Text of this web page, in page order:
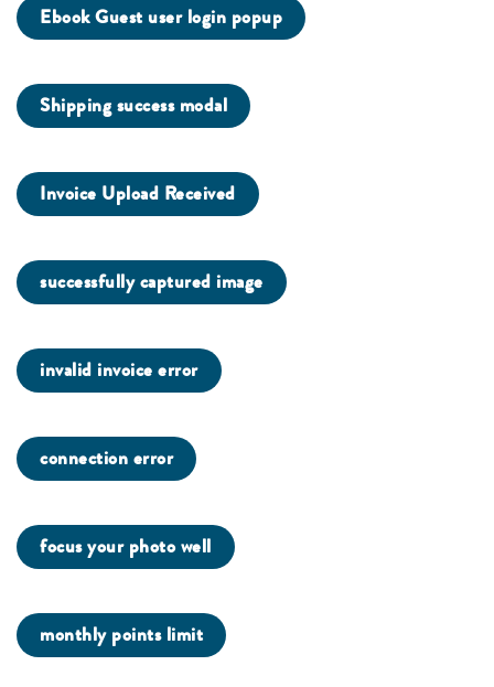
Ebook Guest user login popup
Shipping success modal
Invoice Upload Received
successfully captured image
invalid invoice error
connection error
focus your photo well
monthly points limit